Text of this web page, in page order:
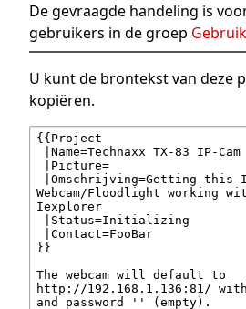
De gevraagde handeling is
gebruikers in de groep
U kunt de brontekst van deze
kopiëren.